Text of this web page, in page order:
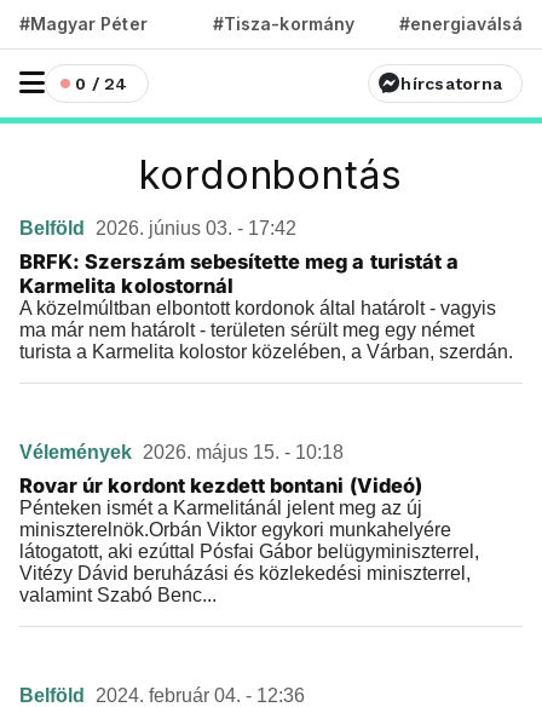
#Magyar Péter #Tisza-kormány #energiaválság
0 / 24 hírcsatorna
kordonbontás
Belföld 2026. június 03. - 17:42
BRFK: Szerszám sebesítette meg a turistát a
Karmelita kolostornál
A közelmúltban elbontott kordonok által határolt - vagyis
ma már nem határolt - területen sérült meg egy német
turista a Karmelita kolostor közelében, a Várban, szerdán.
Vélemények 2026. május 15. - 10:18
Rovar úr kordont kezdett bontani (Videó)
Pénteken ismét a Karmelitánál jelent meg az új
miniszterelnök.Orbán Viktor egykori munkahelyére
látogatott, aki ezúttal Pósfai Gábor belügyminiszterrel,
Vitézy Dávid beruházási és közlekedési miniszterrel,
valamint Szabó Benc...
Belföld 2024. február 04. - 12:36